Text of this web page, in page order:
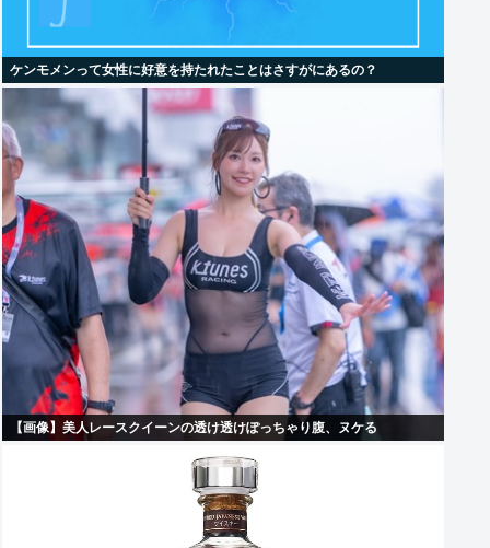
ケンモメンって女性に好意を持たれたことはさすがにあるの？
【画像】美人レースクイーンの透け透けぽっちゃり腹、ヌケる